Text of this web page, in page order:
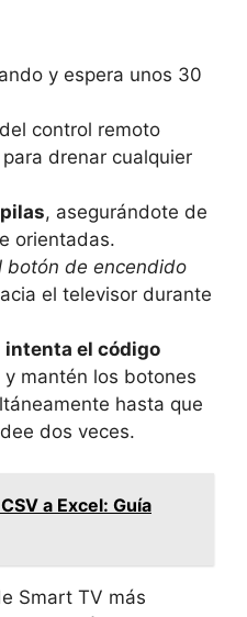
y espera unos 30
del control remoto
drenar cualquier
, asegurándote de
orientadas.
botón de encendido
el televisor durante
intenta el código
y mantén los botones
hasta que
dos veces.
a Excel: Guía
Smart TV más